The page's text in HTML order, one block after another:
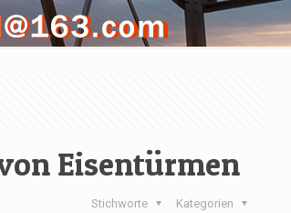
Eisentürmen
Kategorien
Stichworte